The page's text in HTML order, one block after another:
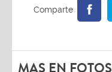
MAS EN FOTOS